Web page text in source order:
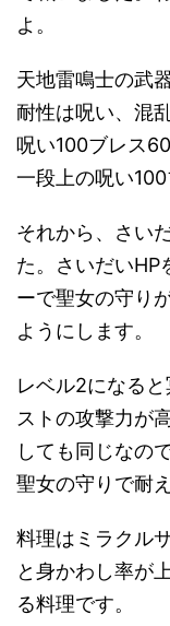
よ。
天地雷鳴士の武
耐性は呪い、混
呪い100ブレス
一段上の呪い
それから、さい
た。さいだいHP
ーで聖女の守り
ようにします。
レベル2になる
ストの攻撃力が
しても同じなの
聖女の守りで耐
料理はミラクル
と身かわし率が
る料理です。